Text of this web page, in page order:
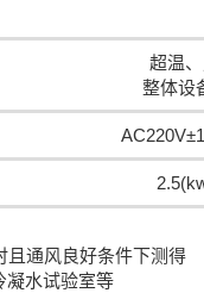
超温
整体设
通风良好条件下测得
凝水试验室等